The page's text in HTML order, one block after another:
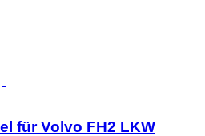
für Volvo FH2 LKW